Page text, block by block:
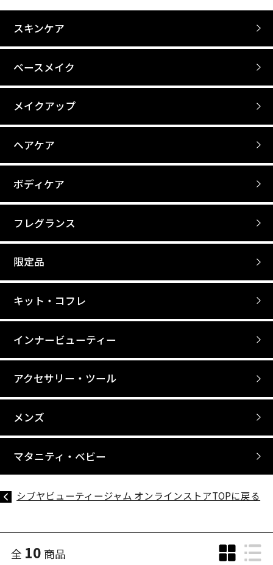
スキンケア
ベースメイク
メイクアップ
ヘアケア
ボディケア
フレグランス
限定品
キット・コフレ
インナービューティー
アクセサリー・ツール
メンズ
マタニティ・ベビー
シブヤビューティージャム オンラインストアTOPに戻る
全 10 商品